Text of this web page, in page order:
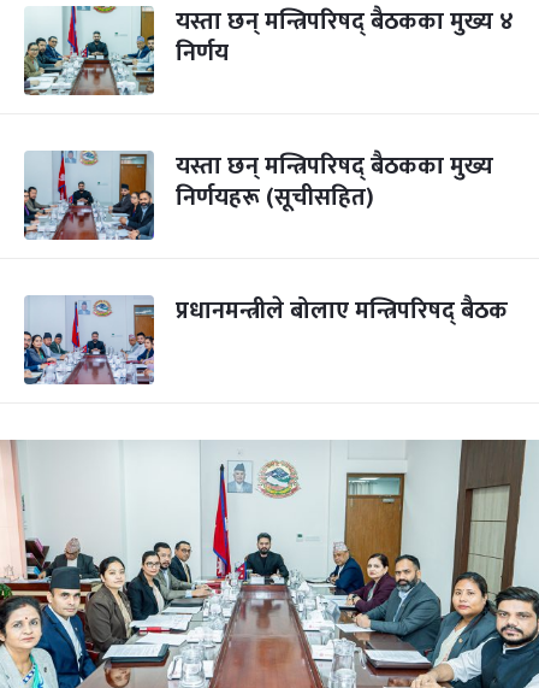
यस्ता छन् मन्त्रिपरिषद् बैठकका मुख्य ४
निर्णय
यस्ता छन् मन्त्रिपरिषद् बैठकका मुख्य
निर्णयहरू (सूचीसहित)
प्रधानमन्त्रीले बोलाए मन्त्रिपरिषद् बैठक